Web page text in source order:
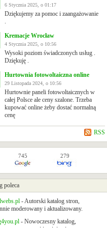
6 Stycznia 2025, o 01:17
Dziękujemy za pomoc i zaangażowanie
.
Kremacje Wrocław
4 Stycznia 2025, o 10:56
Wysoki poziom świadczonych usług .
Dziękuję .
Hurtownia fotowoltaiczna online
29 Listopada 2024, o 10:56
Hurtownie paneli fotowoltaicznych w
całej Polsce ale ceny szalone. Trzeba
kupować online żeby dostać normalną
cenę
RSS
745 279
poleca
- Autorski katalog stron,
moderowany i aktualizowany.
- Nowoczesny katalog,